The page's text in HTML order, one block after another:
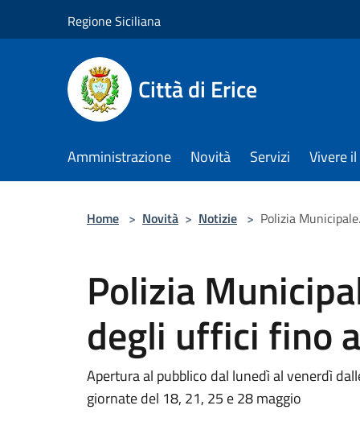
Regione Siciliana
Città di Erice
Amministrazione Novità Servizi Vivere
Home > Novità > Notizie > Polizia
Polizia
degli uffici fino
Apertura al pubblico dal lunedì al venerdì
giornate del 18, 21, 25 e 28 maggio